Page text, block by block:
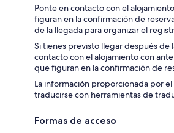
Ponte en contacto con el
figuran en la confirmación de
de la llegada para organizar el
Si tienes previsto llegar después de
contacto con el alojamiento con
que figuran en la confirmación de
La información proporcionada por
traducirse con herramientas de
Formas de acceso